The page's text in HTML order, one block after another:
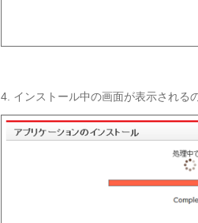
4. インストール中の画面が表示される